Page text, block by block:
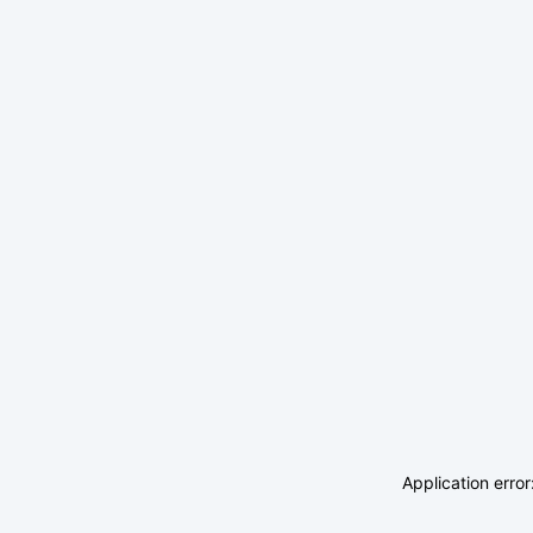
Application